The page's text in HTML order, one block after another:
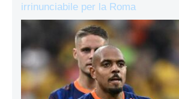
irrinunciabile per la Roma